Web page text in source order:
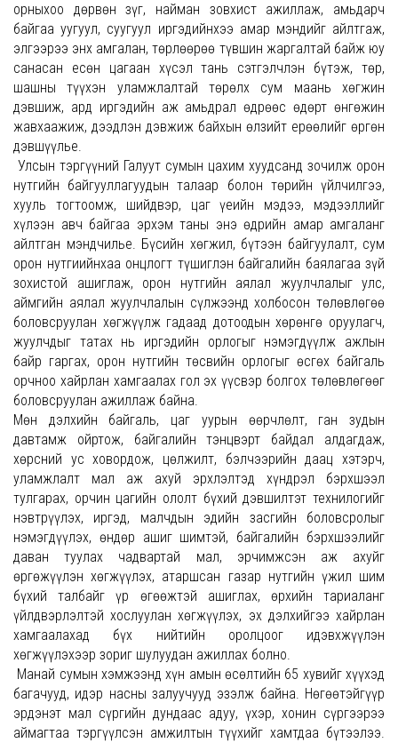
орныхоо дөрвөн зүг, найман зовхист ажиллаж, амьдарч
байгаа уугуул, суугуул иргэдийнхээ амар мэндийг айлтгаж,
элгээрээ энх амгалан, төрлөөрөө түвшин жаргалтай байж юу
санасан есөн цагаан хүсэл тань сэтгэлчлэн бүтэж, төр,
шашны түүхэн уламжлалтай төрөлх сум маань хөгжин
дэвшиж, ард иргэдийн аж амьдрал өдрөөс өдөрт өнгөжин
жавхаажиж, дээдлэн дэвжиж байхын өлзийт ерөөлийг өргөн
дэвшүүлье.
Улсын тэргүүний Галуут сумын цахим хуудсанд зочилж орон
нутгийн байгууллагуудын талаар болон төрийн үйлчилгээ,
хууль тогтоомж, шийдвэр, цаг үеийн мэдээ, мэдээллийг
хүлээн авч байгаа эрхэм таны энэ өдрийн амар амгаланг
айлтган мэндчилье. Бүсийн хөгжил, бүтээн байгуулалт, сум
орон нутгиийнхаа онцлогт түшиглэн байгалийн баялагаа зүй
зохистой ашиглаж, орон нутгийн аялал жуулчлалыг улс,
аймгийн аялал жуулчлалын сүлжээнд холбосон төлөвлөгөө
боловсруулан хөгжүүлж гадаад дотоодын хөрөнгө оруулагч,
жуулчдыг татах нь иргэдийн орлогыг нэмэгдүүлж ажлын
байр гаргах, орон нутгийн төсвийн орлогыг өсгөх байгаль
орчноо хайрлан хамгаалах гол эх үүсвэр болгох төлөвлөгөөг
боловсруулан ажиллаж байна.
Мөн дэлхийн байгаль, цаг уурын өөрчлөлт, ган зудын
давтамж ойртож, байгалийн тэнцвэрт байдал алдагдаж,
хөрсний ус ховордож, цөлжилт, бэлчээрийн даац хэтэрч,
уламжлалт мал аж ахуй эрхлэлтэд хүндрэл бэрхшээл
тулгарах, орчин цагийн ололт бүхий дэвшилтэт технилогийг
нэвтрүүлэх, иргэд, малчдын эдийн засгийн боловсролыг
нэмэгдүүлэх, өндөр ашиг шимтэй, байгалийн бэрхшээлийг
даван туулах чадвартай мал, эрчимжсэн аж ахуйг
өргөжүүлэн хөгжүүлэх, атаршсан газар нутгийн үжил шим
бүхий талбайг үр өгөөжтэй ашиглах, өрхийн тариаланг
үйлдвэрлэлтэй хослуулан хөгжүүлэх, эх дэлхийгээ хайрлан
хамгаалахад бүх нийтийн оролцоог идэвхжүүлэн
хөгжүүлэхээр зориг шулуудан ажиллах болно.
Манай сумын хэмжээнд хүн амын өсөлтийн 65 хувийг хүүхэд
багачууд, идэр насны залуучууд эзэлж байна. Нөгөөтэйгүүр
эрдэнэт мал сүргийн дундаас адуу, үхэр, хонин сүргээрээ
аймагтаа тэргүүлсэн амжилтын түүхийг хамтдаа бүтээлээ.